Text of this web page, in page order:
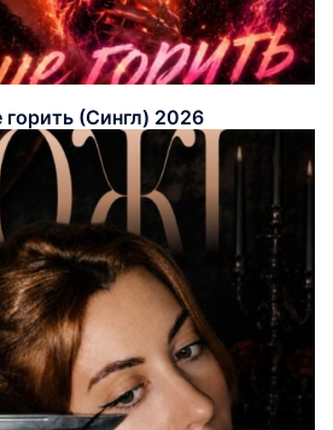
горить (Сингл) 2026